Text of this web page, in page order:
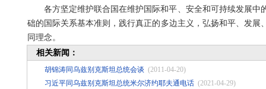
各方坚定维护联合国在维护国际和平、安全和可持续发展
础的国际关系基本准则，践行真正的多边主义，弘扬和平、发
同理念。
相关新闻：
胡锦涛同乌兹别克斯坦总统会谈 (2011-04-20)
习近平同乌兹别克斯坦总统米尔济约耶夫通电话 (2021-04-29)